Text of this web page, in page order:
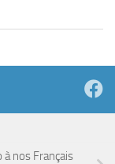
à nos Français